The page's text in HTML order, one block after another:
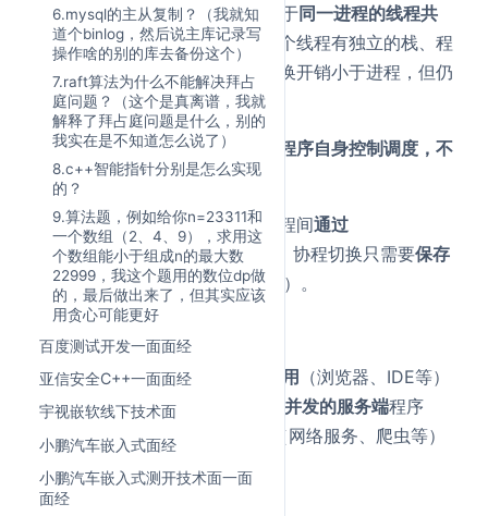
6.mysql的主从复制？（我就知
道个binlog，然后说主库记录写
操作啥的别的库去备份这个）
7.raft算法为什么不能解决拜占
庭问题？（这个是真离谱，我就
解释了拜占庭问题是什么，别的
我实在是不知道怎么说了）
8.c++智能指针分别是怎么实现
的？
9.算法题，例如给你n=23311和
一个数组（2、4、9），求用这
个数组能小于组成n的最大数
22999，我这个题用的数位dp做
的，最后做出来了，但其实应该
用贪心可能更好
百度测试开发一面面经
亚信安全C++一面面经
宇视嵌软线下技术面
小鹏汽车嵌入式面经
小鹏汽车嵌入式测开技术面一面
面经
线程是CPU调度的基本单位，属于同一进程的线程共
享进程的内存空间和资源，但每个线程有独立的栈、程
序计数器和寄存器状态。线程切换开销小于进程，但仍
需内核态切换。
协程是用户态的轻量级线程
程序自身控制调度，不
涉及内核切换。
一个线程内可运行多个协程 ，协程间通过
yield/suspend主动让出执行权
，协程切换只需要保存
少量寄存器，开销极 小（纳秒级）。
应用场景：
进程：需要严格隔离的独立应用 （浏览器、IDE等）
线程：CPU密集型计算、需要并发的服务端程序
协程：高并发I/O密集型应用 （网络服务、爬虫等）
图解